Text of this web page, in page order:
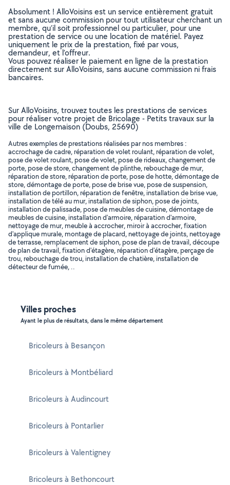
Absolument ! AlloVoisins est un service entièrement gratuit
et sans aucune commission pour tout utilisateur cherchant un
membre, qu’il soit professionnel ou particulier, pour une
prestation de service ou une location de matériel. Payez
uniquement le prix de la prestation, fixé par vous,
demandeur, et l’offreur.
Vous pouvez réaliser le paiement en ligne de la prestation
directement sur AlloVoisins, sans aucune commission ni frais
bancaires.
Sur AlloVoisins, trouvez toutes les prestations de services
pour réaliser votre projet de Bricolage - Petits travaux sur la
ville de Longemaison (Doubs, 25690)
Autres exemples de prestations réalisées par nos membres :
accrochage de cadre, réparation de volet roulant, réparation de volet,
pose de volet roulant, pose de volet, pose de rideaux, changement de
porte, pose de store, changement de plinthe, rebouchage de mur,
réparation de store, réparation de porte, pose de hotte, démontage de
store, démontage de porte, pose de brise vue, pose de suspension,
installation de portillon, réparation de fenêtre, installation de brise vue,
installation de télé au mur, installation de siphon, pose de joints,
installation de palissade, pose de meubles de cuisine, démontage de
meubles de cuisine, installation d'armoire, réparation d'armoire,
nettoyage de mur, meuble à accrocher, miroir à accrocher, fixation
d'applique murale, montage de placard, nettoyage de joints, nettoyage
de terrasse, remplacement de siphon, pose de plan de travail, découpe
de plan de travail, fixation d'étagère, réparation d'étagère, perçage de
trou, rebouchage de trou, installation de chatière, installation de
détecteur de fumée, ..
Villes proches
Ayant le plus de résultats, dans le même département
Bricoleurs à Besançon
Bricoleurs à Montbéliard
Bricoleurs à Audincourt
Bricoleurs à Pontarlier
Bricoleurs à Valentigney
Bricoleurs à Bethoncourt